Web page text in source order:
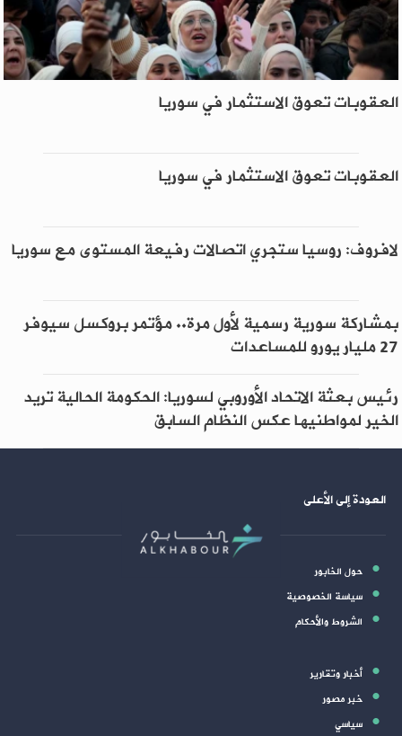
العقوبات تعوق الاستثمار في سوريا
العقوبات تعوق الاستثمار في سوريا
لافروف: روسيا ستجري اتصالات رفيعة المستوى مع سوريا
بمشاركة سورية رسمية لأول مرة.. مؤتمر بروكسل سيوفر
27 مليار يورو للمساعدات
رئيس بعثة الاتحاد الأوروبي لسوريا: الحكومة الحالية تريد
الخير لمواطنيها عكس النظام السابق
العودة إلى الأعلى
حول الخابور
سياسة الخصوصية
الشروط والأحكام
أخبار وتقارير
خبر مصور
سياسي